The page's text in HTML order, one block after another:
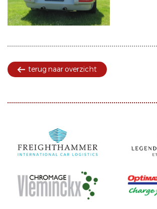
terug naar overzicht